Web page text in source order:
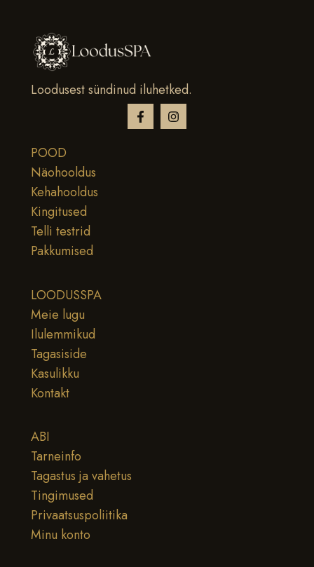
Loodusest sündinud iluhetked.
POOD
Näohooldus
Kehahooldus
Kingitused
Telli testrid
Pakkumised
LOODUSSPA
Meie lugu
Ilulemmikud
Tagasiside
Kasulikku
Kontakt
ABI
Tarneinfo
Tagastus ja vahetus
Tingimused
Privaatsuspoliitika
Minu konto